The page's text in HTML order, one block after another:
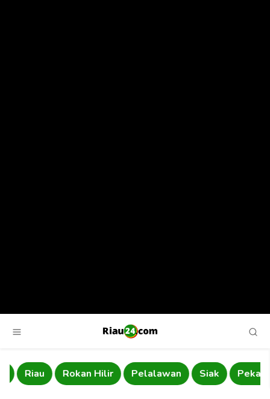
Riau Rokan Hilir Pelalawan Siak